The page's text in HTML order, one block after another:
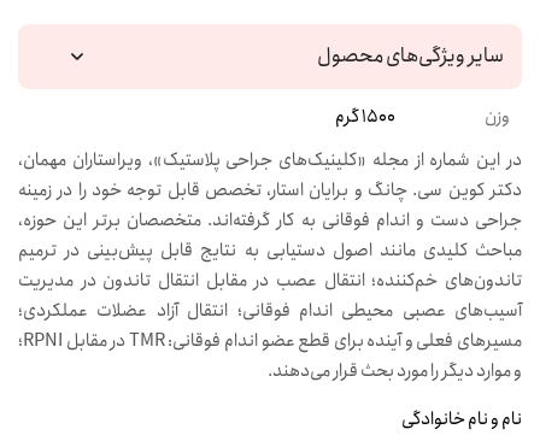
سایر ویژگی‌های محصول
وزن
1500 گرم
در این شماره از مجله «کلینیک‌های جراحی پلاستیک»، ویراستاران مهمان،
دکتر کوین سی. چانگ و برایان استار، تخصص قابل توجه خود را در زمینه
جراحی دست و اندام فوقانی به کار گرفته‌اند. متخصصان برتر این حوزه،
مباحث کلیدی مانند اصول دستیابی به نتایج قابل پیش‌بینی در ترمیم
تاندون‌های خم‌کننده؛ انتقال عصب در مقابل انتقال تاندون در مدیریت
آسیب‌های عصبی محیطی اندام فوقانی؛ انتقال آزاد عضلات عملکردی؛
مسیرهای فعلی و آینده برای قطع عضو اندام فوقانی: TMR در مقابل RPNI؛
و موارد دیگر را مورد بحث قرار می‌دهند.
نام و نام خانوادگی